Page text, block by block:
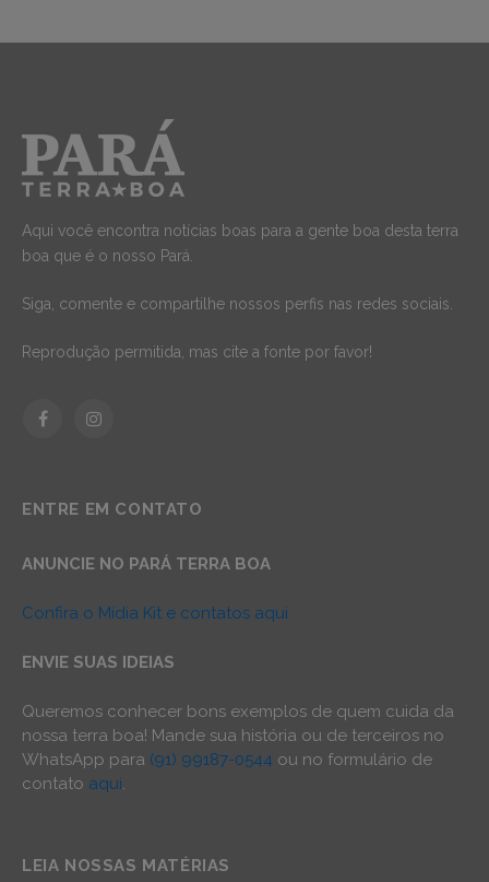
Aqui você encontra notícias boas para a gente boa desta terra
boa que é o nosso Pará.
Siga, comente e compartilhe nossos perfis nas redes sociais.
Reprodução permitida, mas cite a fonte por favor!
FacebookInstagram
ENTRE EM CONTATO
ANUNCIE NO PARÁ TERRA BOA
Confira o Mídia Kit e contatos aqui
ENVIE SUAS IDEIAS
Queremos conhecer bons exemplos de quem cuida da
nossa terra boa! Mande sua história ou de terceiros no
WhatsApp para (91) 99187-0544 ou no formulário de
contato aqui.
LEIA NOSSAS MATÉRIAS